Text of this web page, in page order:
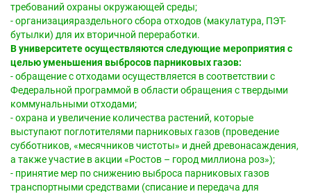
требований охраны окружающей среды;
- организацияраздельного сбора отходов (макулатура, ПЭТ-
бутылки) для их вторичной переработки.
В университете осуществляются следующие мероприятия с
целью уменьшения выбросов парниковых газов:
- обращение с отходами осуществляется в соответствии с
Федеральной программой в области обращения с твердыми
коммунальными отходами;
- охрана и увеличение количества растений, которые
выступают поглотителями парниковых газов (проведение
субботников, «месячников чистоты» и дней древонасаждения,
а также участие в акции «Ростов – город миллиона роз»);
- принятие мер по снижению выброса парниковых газов
транспортными средствами (списание и передача для